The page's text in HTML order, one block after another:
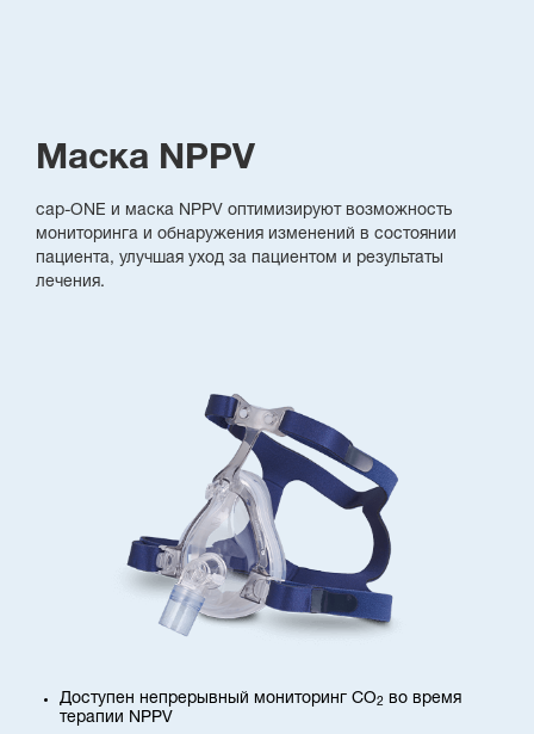
Маска NPPV
cap-ONE и маска NPPV оптимизируют возможность
мониторинга и обнаружения изменений в состоянии
пациента, улучшая уход за пациентом и результаты
лечения.
Доступен непрерывный мониторинг CO2 во время
терапии NPPV